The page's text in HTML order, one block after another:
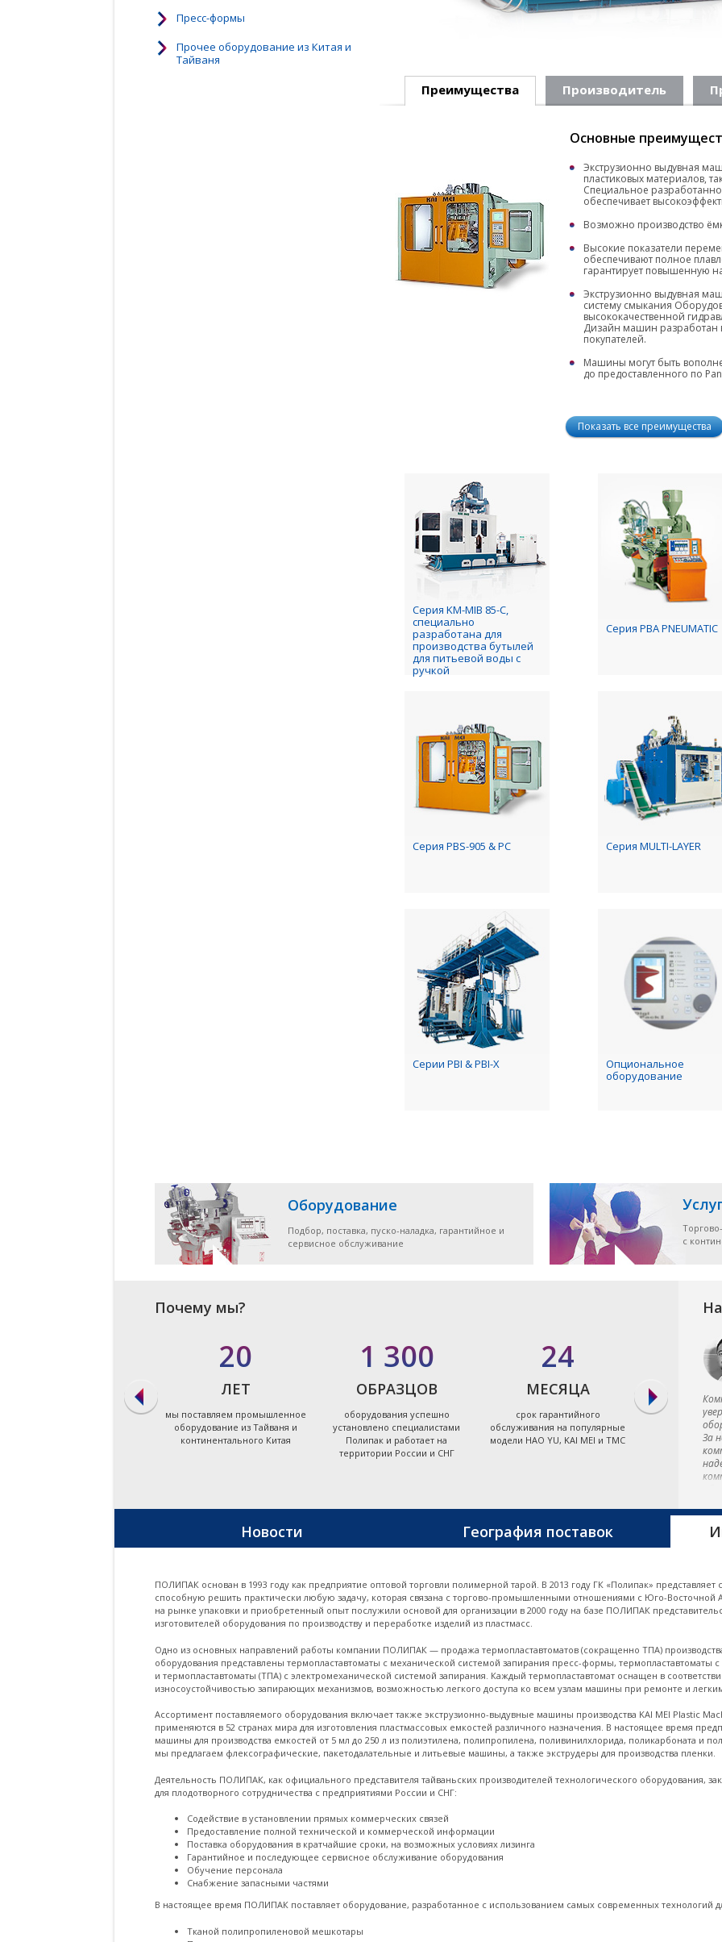
Пресс-формы
Прочее оборудование из Китая и
Тайваня
Преимущества Производитель
Основные
Экструзионно выдувная
пластиковых материалов,
Специальное
обеспечивает
Возможно производство
Высокие показатели
обеспечивают полное
гарантирует повышенную
Экструзионно выдувная
систему смыкания
высококачественной
Дизайн машин разработан
покупателей.
Машины могут быть
до предоставленного по
Показать все преимущества
Серия KM-MIB 85-C,
специально
разработана для
производства бутылей
для питьевой воды с
ручкой
Серия PBA PNEUMATIC
Серия PBS-905 & PC Серия MULTI-LAYER
Серии PBI & PBI-X
Опциональное
оборудование
Оборудование
Подбор, поставка, пуско-наладка, гарантийное и
сервисное обслуживание
с
Почему мы?
мы даём ответ на запрос по
20
ЛЕТ
мы поставляем промышленное
оборудование из Тайваня и
континентального Китая
1 300
ОБРАЗЦОВ
оборудования успешно
установлено специалистами
Полипак и работает на
территории России и СНГ
24
МЕСЯЦА
срок гарантийного
обслуживания на популярные
модели HAO YU, KAI MEI и TMC
За
Новости География поставок
ПОЛИПАК основан в 1993 году как предприятие оптовой торговли полимерной тарой. В 2013 году ГК «Полипак»
способную решить практически любую задачу, которая связана с торгово-промышленными отношениями с Юго-Восточной
на рынке упаковки и приобретенный опыт послужили основой для организации в 2000 году на базе ПОЛИПАК
изготовителей оборудования по производству и переработке изделий из пластмасс.
Одно из основных направлений работы компании ПОЛИПАК — продажа термопластавтоматов (сокращенно ТПА)
оборудования представлены термопластавтоматы с механической системой запирания пресс-формы, термопластавтоматы
и термопластавтоматы (ТПА) с электромеханической системой запирания. Каждый термопластавтомат оснащен в
износоустойчивостью запирающих механизмов, возможностью легкого доступа ко всем узлам машины при ремонте и
Ассортимент поставляемого оборудования включает также экструзионно-выдувные машины производства KAI MEI Plastic
применяются в 52 странах мира для изготовления пластмассовых емкостей различного назначения. В настоящее время
машины для производства емкостей от 5 мл до 250 л из полиэтилена, полипропилена, поливинилхлорида, поликарбоната и
мы предлагаем флексографические, пакетодалательные и литьевые машины, а также экструдеры для производства пленки.
Деятельность ПОЛИПАК, как официального представителя тайваньских производителей технологического оборудования,
для плодотворного сотрудничества с предприятиями России и СНГ:
Содействие в установлении прямых коммерческих связей
Предоставление полной технической и коммерческой информации
Поставка оборудования в кратчайшие сроки, на возможных условиях лизинга
Гарантийное и последующее сервисное обслуживание оборудования
Обучение персонала
Снабжение запасными частями
В настоящее время ПОЛИПАК поставляет оборудование, разработанное с использованием самых современных технологий
Тканой полипропиленовой мешкотары